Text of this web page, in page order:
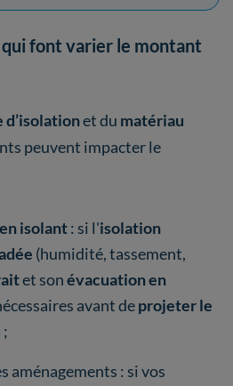
font varier le montant
d’isolationet du matériau
peuvent impacter le
isolant: si l'isolation
(humidité, tassement,
et sonévacuation en
avant deprojeter le
;
aménagements : si vos